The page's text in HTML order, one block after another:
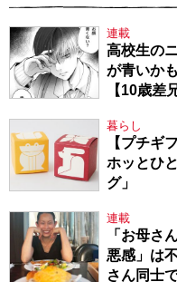
連載
高校生の
が青いか
【10歳差
暮らし
【プチギ
ホッとひ
グ」
連載
「お母さ
悪感」は
さん同士